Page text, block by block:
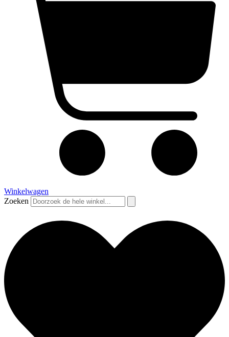
Winkelwagen
Zoeken